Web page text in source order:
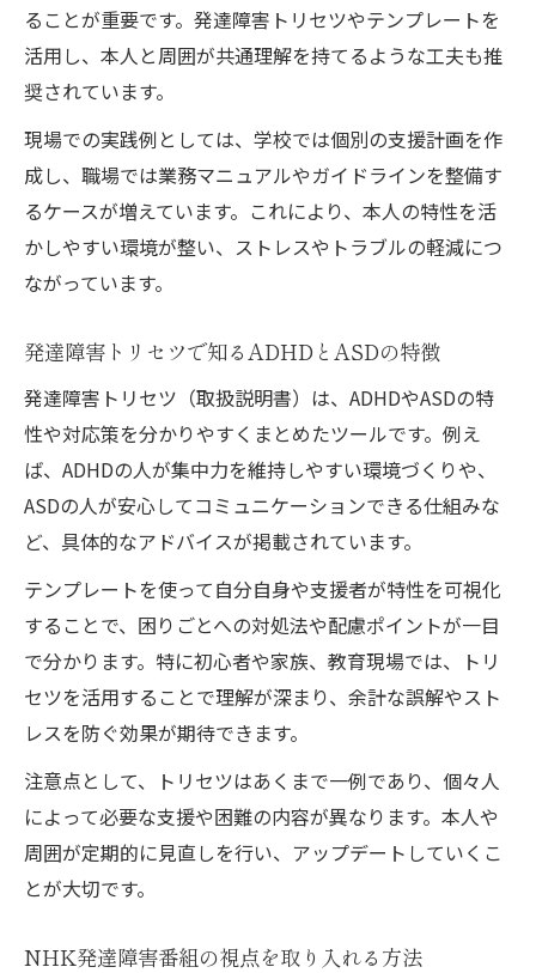
ASDの謝れない理由と発達障害支援の工夫
発達障害プロジェクト視点で今日から始め
る支援
家族や周囲ができる発達障害の具体的サポ
ート
ることが重要です。発達障害トリセツやテンプレートを
活用し、本人と周囲が共通理解を持てるような工夫も推
奨されています。
現場での実践例としては、学校では個別の支援計画を作
成し、職場では業務マニュアルやガイドラインを整備す
るケースが増えています。これにより、本人の特性を活
かしやすい環境が整い、ストレスやトラブルの軽減につ
ながっています。
発達障害トリセツで知るADHDとASDの特徴
発達障害トリセツ（取扱説明書）は、ADHDやASDの特
性や対応策を分かりやすくまとめたツールです。例え
ば、ADHDの人が集中力を維持しやすい環境づくりや、
ASDの人が安心してコミュニケーションできる仕組みな
ど、具体的なアドバイスが掲載されています。
テンプレートを使って自分自身や支援者が特性を可視化
することで、困りごとへの対処法や配慮ポイントが一目
で分かります。特に初心者や家族、教育現場では、トリ
セツを活用することで理解が深まり、余計な誤解やスト
レスを防ぐ効果が期待できます。
注意点として、トリセツはあくまで一例であり、個々人
によって必要な支援や困難の内容が異なります。本人や
周囲が定期的に見直しを行い、アップデートしていくこ
とが大切です。
NHK発達障害番組の視点を取り入れる方法